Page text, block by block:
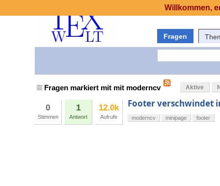
Fragen
Fragen markiert mit mit moderncv Aktive
0
Stimmen
1
Antwort
12.0k
Aufrufe
Footer verschwindet
moderncv minipage footer
Willkommen,